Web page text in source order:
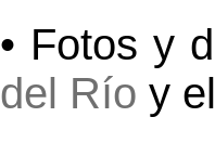
• Fotos y
del Río y